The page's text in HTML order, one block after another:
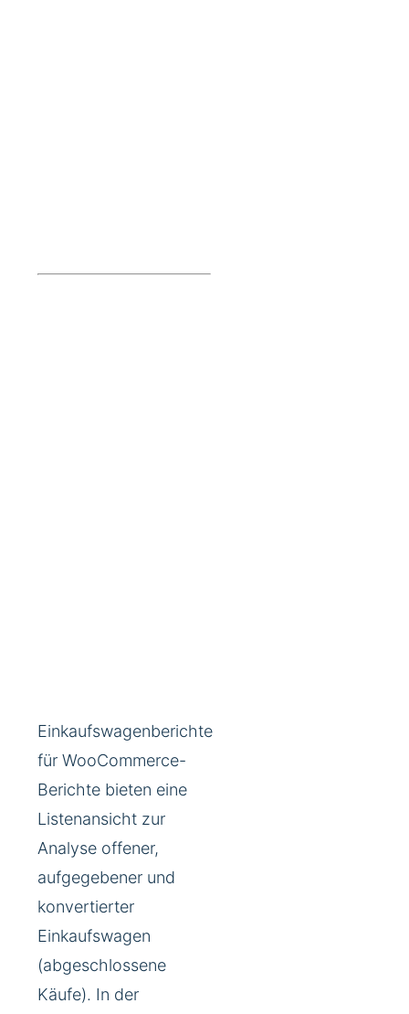
Einkaufswagenberichte
für WooCommerce-
Berichte bieten eine
Listenansicht zur
Analyse offener,
aufgegebener und
konvertierter
Einkaufswagen
(abgeschlossene
Käufe). In der